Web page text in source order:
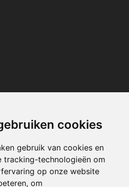
cookies
gebruik van cookies en
tracking-technologieën om
op onze website
om